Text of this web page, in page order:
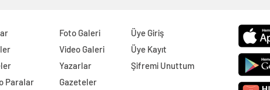
Paralar
Foto Galeri
Video Galeri
Yazarlar
Gazeteler
Üye Giriş
Üye Kayıt
Şifremi Unuttum